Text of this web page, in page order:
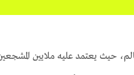
يعتمد عليه ملايين المشجعين